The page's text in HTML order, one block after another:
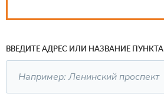
ВВЕДИТЕ АДРЕС ИЛИ НАЗВАНИЕ ПУНКТА